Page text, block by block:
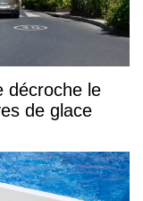
décroche le
de glace